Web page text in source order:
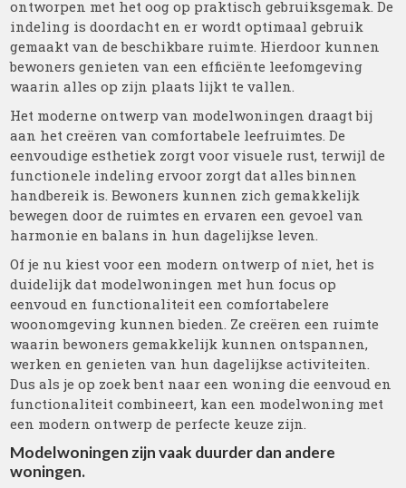
ontworpen met het oog op praktisch gebruiksgemak. De
indeling is doordacht en er wordt optimaal gebruik
gemaakt van de beschikbare ruimte. Hierdoor kunnen
bewoners genieten van een efficiënte leefomgeving
waarin alles op zijn plaats lijkt te vallen.
Het moderne ontwerp van modelwoningen draagt bij
aan het creëren van comfortabele leefruimtes. De
eenvoudige esthetiek zorgt voor visuele rust, terwijl de
functionele indeling ervoor zorgt dat alles binnen
handbereik is. Bewoners kunnen zich gemakkelijk
bewegen door de ruimtes en ervaren een gevoel van
harmonie en balans in hun dagelijkse leven.
Of je nu kiest voor een modern ontwerp of niet, het is
duidelijk dat modelwoningen met hun focus op
eenvoud en functionaliteit een comfortabelere
woonomgeving kunnen bieden. Ze creëren een ruimte
waarin bewoners gemakkelijk kunnen ontspannen,
werken en genieten van hun dagelijkse activiteiten.
Dus als je op zoek bent naar een woning die eenvoud en
functionaliteit combineert, kan een modelwoning met
een modern ontwerp de perfecte keuze zijn.
Modelwoningen zijn vaak duurder dan andere
woningen.